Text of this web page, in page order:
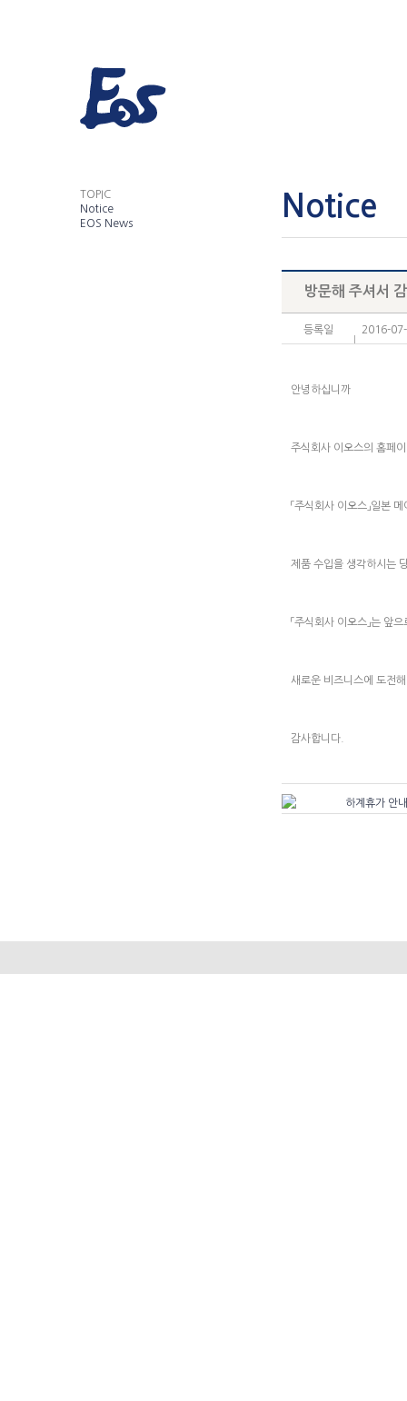
TOPIC
Notice
EOS News
Notice
방문해 주셔서
등록일 2016-
안녕하십니까
주식회사 이오스의 홈페
「주식회사 이오스」일본
제품 수입을 생각하시는
「주식회사 이오스」는 앞
새로운 비즈니스에 도전
감사합니다.
하계휴가 안내